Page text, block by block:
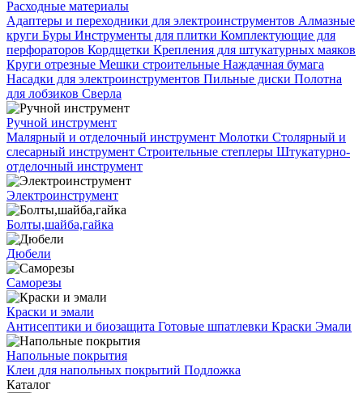
Расходные материалы
Адаптеры и переходники для электроинструментов Алмазные
круги Буры Инструменты для плитки Комплектующие для
перфораторов Кордщетки Крепления для штукатурных маяков
Круги отрезные Мешки строительные Наждачная бумага
Насадки для электроинструментов Пильные диски Полотна
для лобзиков Сверла
Ручной инструмент
Малярный и отделочный инструмент Молотки Столярный и
слесарный инструмент Строительные степлеры Штукатурно-
отделочный инструмент
Электроинструмент
Болты,шайба,гайка
Дюбели
Саморезы
Краски и эмали
Антисептики и биозащита Готовые шпатлевки Краски Эмали
Напольные покрытия
Клеи для напольных покрытий Подложка
Каталог